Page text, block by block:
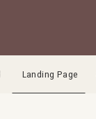
Landing Page